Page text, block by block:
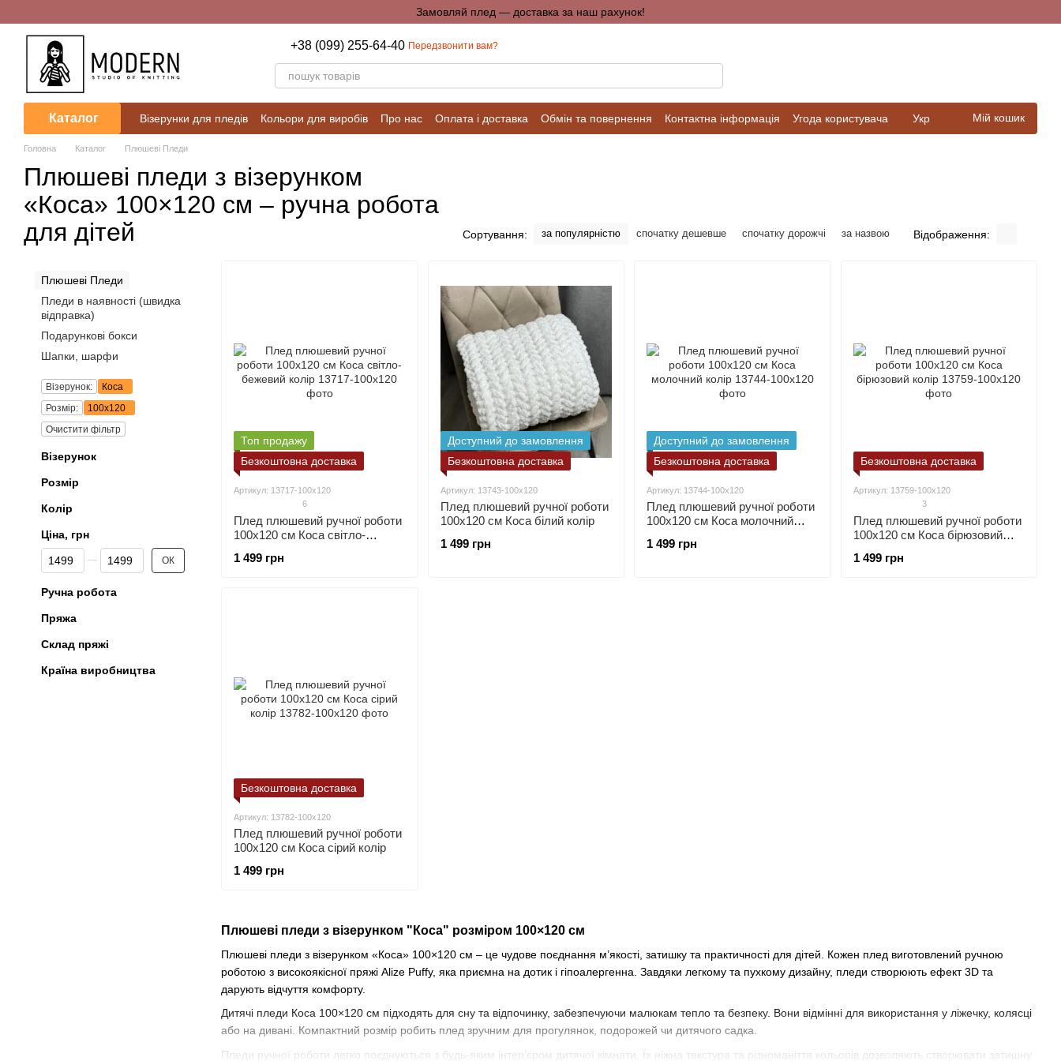
Замовляй плед — доставка за наш рахунок!
+38 (099) 255-64-40 Передзвонити вам?
Каталог Візерунки для пледів Кольори для виробів Про нас Оплата і доставка Обмін та повернення Контактна інформація
Угода користувача
Блог
Калькулятори для розрахунків
Укр Мій кошик
Головна Каталог Плюшеві Пледи
Плюшеві пледи з візерунком
«Коса» 100×120 см – ручна робота
для дітей
Сортування: за популярністю спочатку дешевше спочатку дорожчі за назвою Відображення:
Плюшеві пледи з візерунком "Коса" розміром 100×120 см
Плюшеві пледи з візерунком «Коса» 100×120 см – це чудове поєднання м’якості, затишку та практичності для дітей. Кожен плед виготовлений ручною
роботою з високоякісної пряжі Alize Puffy, яка приємна на дотик і гіпоалергенна. Завдяки легкому та пухкому дизайну, пледи створюють ефект 3D та
дарують відчуття комфорту.
Дитячі пледи Коса 100×120 см підходять для сну та відпочинку, забезпечуючи малюкам тепло та безпеку. Вони відмінні для використання у ліжечку, колясці
або на дивані. Компактний розмір робить плед зручним для прогулянок, подорожей чи дитячого садка.
Пледи ручної роботи легко поєднуються з будь-яким інтер’єром дитячої кімнати. Їх ніжна текстура та різноманіття кольорів дозволяють створювати затишну
Топ продажу
Безкоштовна доставка
Артикул: 13717-100х120
6
Плед плюшевий ручної роботи
100х120 см Коса світло-
1 499 грн
Доступний до замовлення
Безкоштовна доставка
Артикул: 13743-100х120
Плед плюшевий ручної роботи
100х120 см Коса білий колір
1 499 грн
Доступний до замовлення
Безкоштовна доставка
Артикул: 13744-100х120
Плед плюшевий ручної роботи
100х120 см Коса молочний
1 499 грн
Безкоштовна доставка
Артикул: 13759-100х120
3
Плед плюшевий ручної роботи
100х120 см Коса бірюзовий
1 499 грн
Безкоштовна доставка
Артикул: 13782-100х120
Плед плюшевий ручної роботи
100х120 см Коса сірий колір
1 499 грн
Плюшеві Пледи
Пледи в наявності (швидка
відправка)
Подарункові бокси
Шапки, шарфи
Візерунок:
Коса
Розмір:
100х120
Очистити фільтр
Візерунок
Розмір
Колір
Ціна, грн
Від Ціна, грн
До Ціна, грн ОК
Ручна робота
Пряжа
Склад пряжі
Країна виробництва